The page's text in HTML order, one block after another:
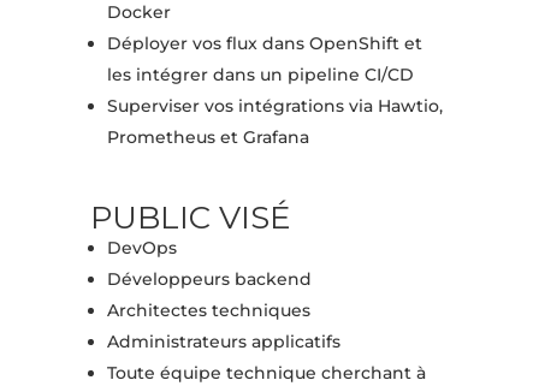
Docker
Déployer vos flux dans OpenShift et
les intégrer dans un pipeline CI/CD
Superviser vos intégrations via Hawtio,
Prometheus et Grafana
PUBLIC VISÉ
DevOps
Développeurs backend
Architectes techniques
Administrateurs applicatifs
Toute équipe technique cherchant à